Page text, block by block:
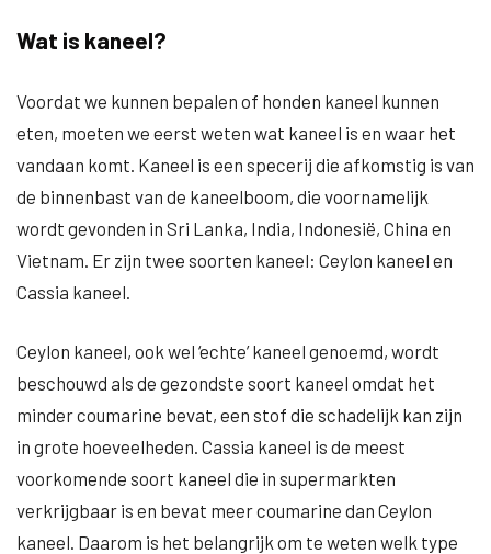
Wat is kaneel?
Voordat we kunnen bepalen of honden kaneel kunnen
eten, moeten we eerst weten wat kaneel is en waar het
vandaan komt. Kaneel is een specerij die afkomstig is van
de binnenbast van de kaneelboom, die voornamelijk
wordt gevonden in Sri Lanka, India, Indonesië, China en
Vietnam. Er zijn twee soorten kaneel: Ceylon kaneel en
Cassia kaneel.
Ceylon kaneel, ook wel ‘echte’ kaneel genoemd, wordt
beschouwd als de gezondste soort kaneel omdat het
minder coumarine bevat, een stof die schadelijk kan zijn
in grote hoeveelheden. Cassia kaneel is de meest
voorkomende soort kaneel die in supermarkten
verkrijgbaar is en bevat meer coumarine dan Ceylon
kaneel. Daarom is het belangrijk om te weten welk type